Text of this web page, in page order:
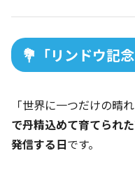
💐「リンドウ記
「世界に一つだけの晴
で丹精込めて育てられ
発信する日です。